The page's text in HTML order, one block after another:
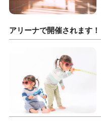
アリーナで開催されます！